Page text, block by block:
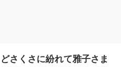
どさくさに紛れて雅子さま